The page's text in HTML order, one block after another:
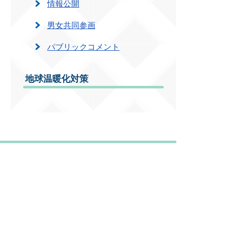
情報公開
男女共同参画
パブリックコメント
地球温暖化対策